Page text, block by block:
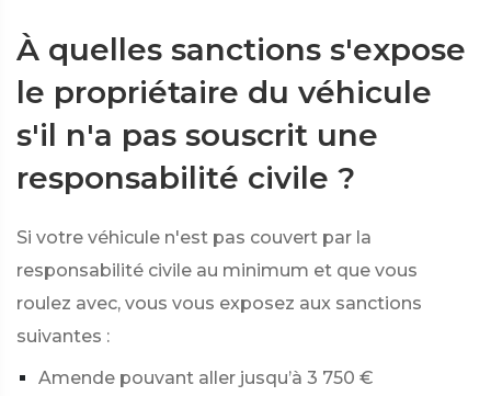
À quelles sanctions s'expose
le propriétaire du véhicule
s'il n'a pas souscrit une
responsabilité civile ?
Si votre véhicule n'est pas couvert par la
responsabilité civile au minimum et que vous
roulez avec, vous vous exposez aux sanctions
suivantes :
Amende pouvant aller jusqu’à 3 750 €